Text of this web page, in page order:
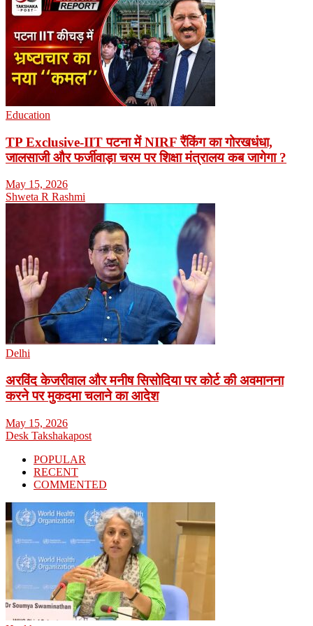
Education
TP Exclusive-IIT पटना में NIRF रैंकिंग का गोरखधंधा,
जालसाजी और फर्जीवाड़ा चरम पर शिक्षा मंत्रालय कब जागेगा ?
May 15, 2026
Shweta R Rashmi
Delhi
अरविंद केजरीवाल और मनीष सिसोदिया पर कोर्ट की अवमानना
करने पर मुकदमा चलाने का आदेश
May 15, 2026
Desk Takshakapost
POPULAR
RECENT
COMMENTED